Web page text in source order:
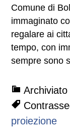
Comune di
immaginato
regalare ai
tempo, con
sempre sono
Archiviato
proiezione